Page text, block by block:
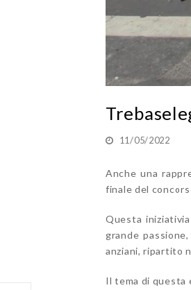
11/05/2022
Anche una
finale del
Questa
grande
anziani, ripartito
Il tema di questa